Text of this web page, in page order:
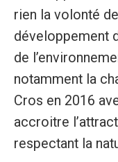
rien la volonté
développement
de
notamment la
Cros en 2016
accroitre
respectant la